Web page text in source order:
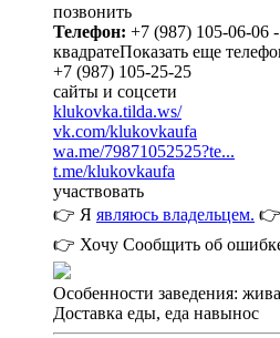
позвонить
Телефон: +7 (987) 105-06-06
квадратеПоказать еще
+7 (987) 105-25-25
сайты и соцсети
klukovka.tilda.ws/
vk.com/klukovkaufa
wa.me/79871052525?te...
t.me/klukovkaufa
участвовать
👉 Я являюсь владельцем. 👉
👉 Хочу Сообщить об
Особенности заведения:
Доставка еды, еда навынос